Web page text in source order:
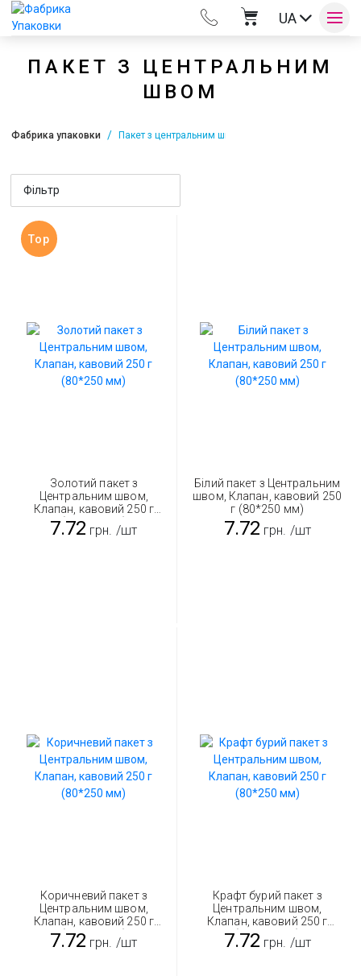
UA
Контакти
ПАКЕТ З ЦЕНТРАЛЬНИМ
ШВОМ
Фабрика упаковки Пакет з центральним швом
Фільтр
Top
Золотий пакет з
Центральним швом,
Клапан, кавовий 250 г
(80*250 мм)
7.72 грн. /шт
Білий пакет з Центральним
швом, Клапан, кавовий 250
г (80*250 мм)
7.72 грн. /шт
Коричневий пакет з
Центральним швом,
Клапан, кавовий 250 г
(80*250 мм)
7.72 грн. /шт
Крафт бурий пакет з
Центральним швом,
Клапан, кавовий 250 г
(80*250 мм)
7.72 грн. /шт